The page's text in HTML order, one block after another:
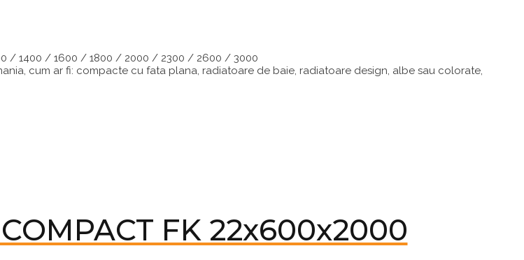
/ 1400 / 1600 / 1800 / 2000 / 2300 / 2600 / 3000
cum ar fi: compacte cu fata plana, radiatoare de baie, radiatoare design, albe sau colorate,
FK 22x600x2000